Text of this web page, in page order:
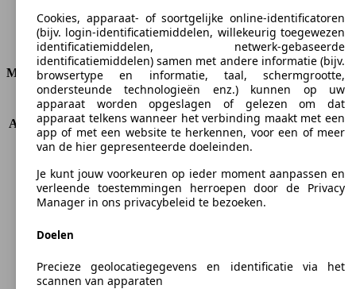
Ø 13.3 l/100km
Verbruik
Motor & Vermogen
KW (PS)
390 kW (530 PS)
Acceleratie (0-100 km/h) 4.3s
Topsnelheid (km/h)
291 km/h
Aantal versnellingen
Koppel
730 nm
Cilinderinhoud
3799 ccm
Brandstof
Benzine
Cilinders
Aandrijving
Vierwielaandrijving v terreinwagen
Cookies, apparaat- of soortgelijke online-identificatoren
(bijv. login-identificatiemiddelen, willekeurig toegewezen
identificatiemiddelen, netwerk-gebaseerde
identificatiemiddelen) samen met andere informatie (bijv.
browsertype en informatie, taal, schermgrootte,
ondersteunde technologieën enz.) kunnen op uw
apparaat worden opgeslagen of gelezen om dat
apparaat telkens wanneer het verbinding maakt met een
app of met een website te herkennen, voor een of meer
van de hier gepresenteerde doeleinden.
Je kunt jouw voorkeuren op ieder moment aanpassen en
verleende toestemmingen herroepen door de Privacy
Manager in ons privacybeleid te bezoeken.
Doelen
Precieze geolocatiegegevens en identificatie via het
scannen van apparaten